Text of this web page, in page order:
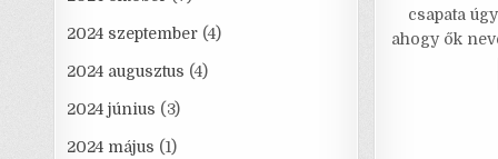
e
b
csapata
ahogy ők
2024 szeptember (4)
2024 augusztus (4)
2024 június (3)
2024 május (1)